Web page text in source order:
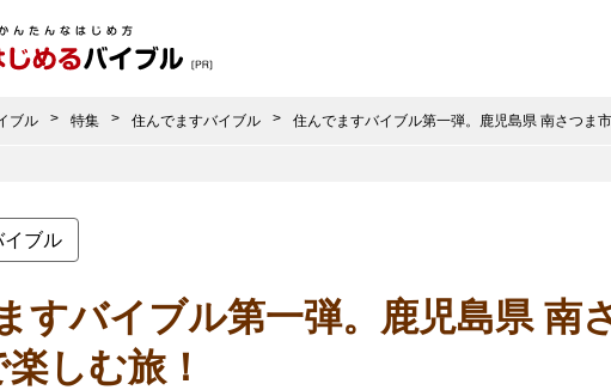
ブル 特集 住んでますバイブル 住んでますバイブル第一弾。鹿児島県 南さつま
イブル
すバイブル第一弾。鹿児島県 南
しむ旅！